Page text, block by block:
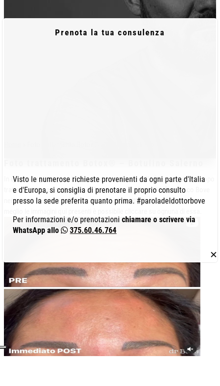
In questa pagina è possibile vedere solo alcune delle foto del prima e dopo
trattamento con botulino Botox®, eseguito dal Dott. Pierfrancesco Bove
nei suoi studi medici a Salerno e molte altre città italiane. Per guardare
Prenota la tua consulenza
✕
Visto le numerose richieste provenienti da ogni parte d'Italia
e d'Europa, si consiglia di prenotare il proprio consulto
presso la sede preferita quanto prima. #paroladeldottorbove
Per informazioni e/o prenotazionichiamare o scrivere via
WhatsApp allo
375.60.46.764